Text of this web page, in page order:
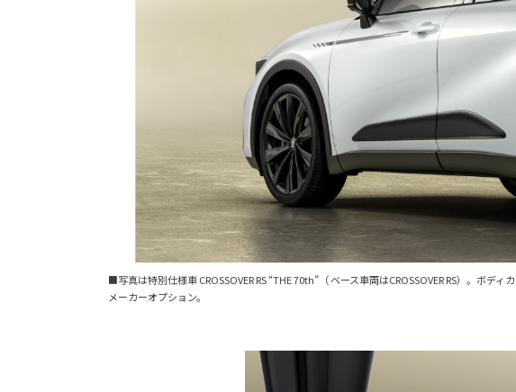
■写真は特別仕様車 CROSSOVER RS “THE 70th”（ ベース車両はCROSSOVER RS）。ボ
メーカーオプション。